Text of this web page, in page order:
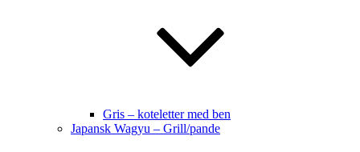
Gris – koteletter med ben
Japansk Wagyu – Grill/pande